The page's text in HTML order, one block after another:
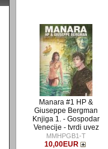
Manara #1 HP &
Giuseppe Bergman
Knjiga 1. - Gospodar
Venecije - tvrdi uvez
MMHPGB1-T
10,00EUR